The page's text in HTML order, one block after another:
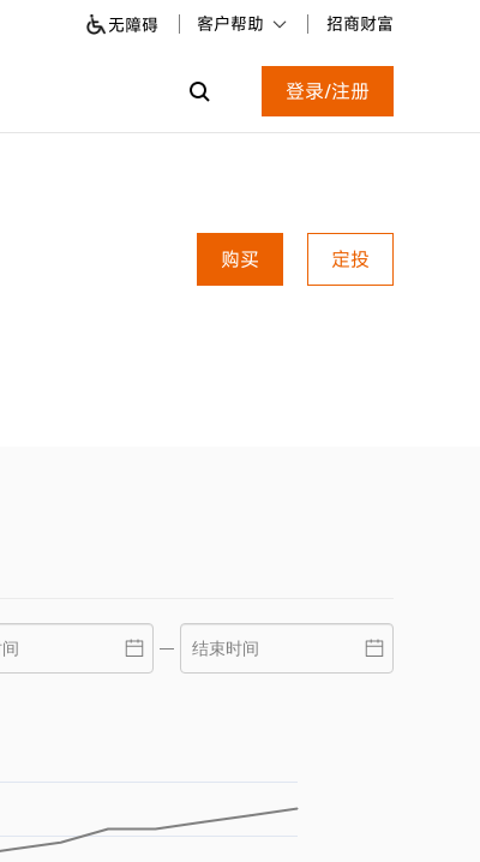
无障碍 客户帮助 招商财富
登录/注册
购买 定投